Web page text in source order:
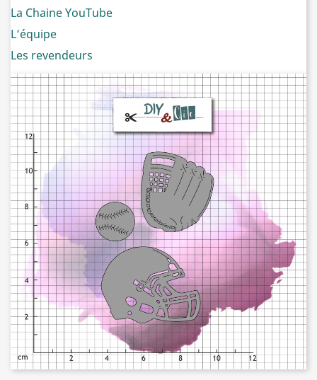
La Chaine YouTube
L’équipe
Les revendeurs